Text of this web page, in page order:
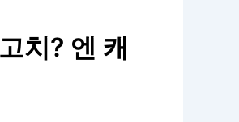
치? 엔 캐